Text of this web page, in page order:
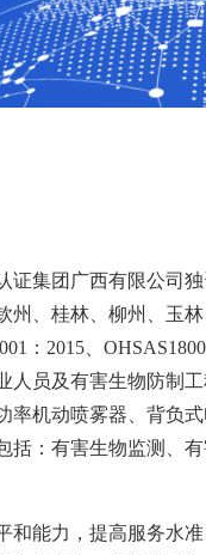
证集团广西有限公司
、桂林、柳州、玉
：2015、
员及有害生物防制
机动喷雾器、背负
：有害生物监测、
和能力，提高服务水